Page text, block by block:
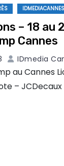
IDMEDIACANNES
– 18 au
Cannes
IDmedia
au Cannes
– JCDecaux